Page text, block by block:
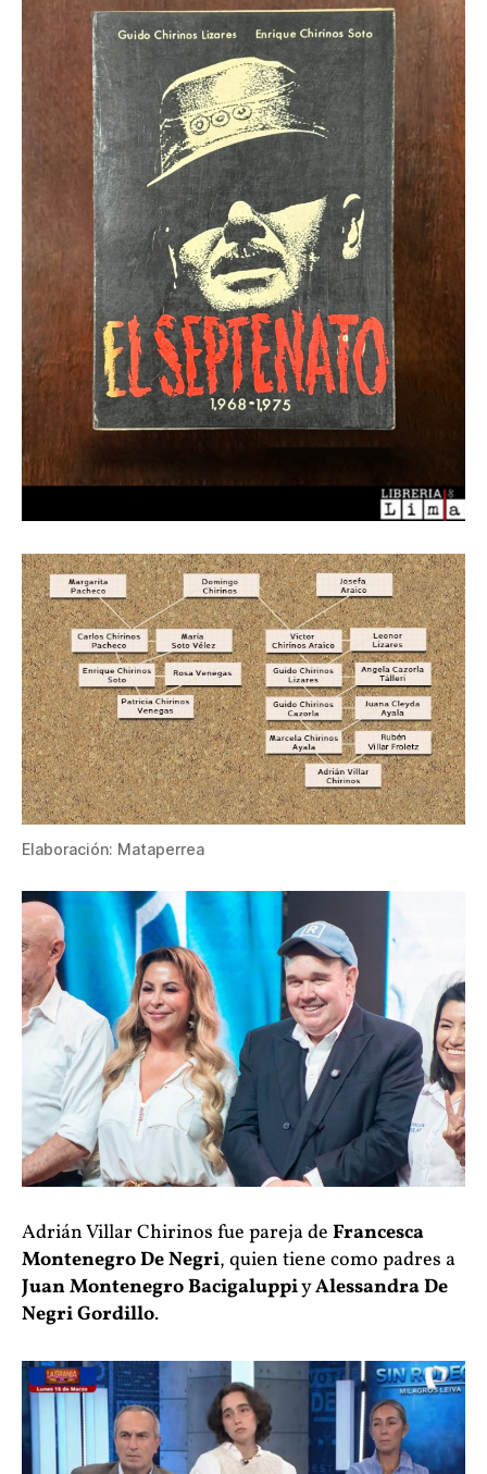
Elaboración: Mataperrea
Adrián Villar Chirinos fue pareja de Francesca
Montenegro De Negri, quien tiene como padres a
Juan Montenegro BacigaluppiyAlessandra De
Negri Gordillo.